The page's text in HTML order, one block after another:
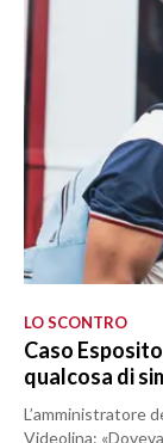
LO SCONTRO
Caso
qualcosa di
L’amministratore
Videolina: